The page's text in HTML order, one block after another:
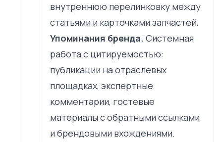
внутреннюю перелинковку между
статьями и карточками запчастей.
Упоминания бренда. Системная
работа с цитируемостью:
публикации на отраслевых
площадках, экспертные
комментарии, гостевые
материалы с обратными ссылками
и брендовыми вхождениями.